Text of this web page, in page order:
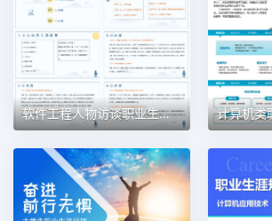
软件工程人物访谈职业生涯规划PPT模板